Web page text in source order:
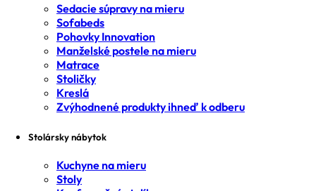
Sedacie súpravy na mieru
Sofabeds
Pohovky Innovation
Manželské postele na mieru
Matrace
Stoličky
Kreslá
Zvýhodnené produkty ihneď k odberu
Stolársky nábytok
Kuchyne na mieru
Stoly